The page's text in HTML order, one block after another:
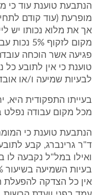
הנתבעת טוענת עוד כי
מופרעת (עוד קודם
אך את מלוא נכותו יש
מקום
פגיעה אשר הוכחה
טוענת כי אין לתובע
לבעיות שמיעה ו/או
בעייתו התפקודית היא,
מכל מקום עבודה
הנתבעת טוענת כי
ואילו במל"ל נקבעה לו